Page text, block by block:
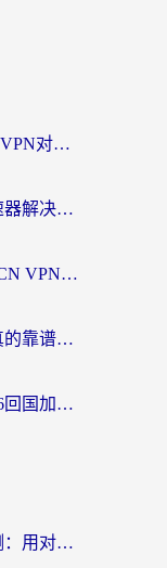
Malus VPN好用吗？和极闪回国VPN对比哪个回国效果更好？海外党亲测3款加速器+避坑指南
海外党必看：如何通过试用加速器解决国内APP地区限制？附2026最新对比测评
雷神手游VPN好用吗？和SpeedCN VPN对比哪个回国效果更好？海外党亲测3款加速器+避坑指南
海外党别踩坑：免费回国节点真的靠谱吗？教你选对加速器无缝访问国内资源
海外党别再踩坑免费代理！2026回国加速器全攻略：从选线到避坑，无缝访问国内资源
在国外怎么听酷我？留学生亲测：用对加速器就能畅听国内音乐听书